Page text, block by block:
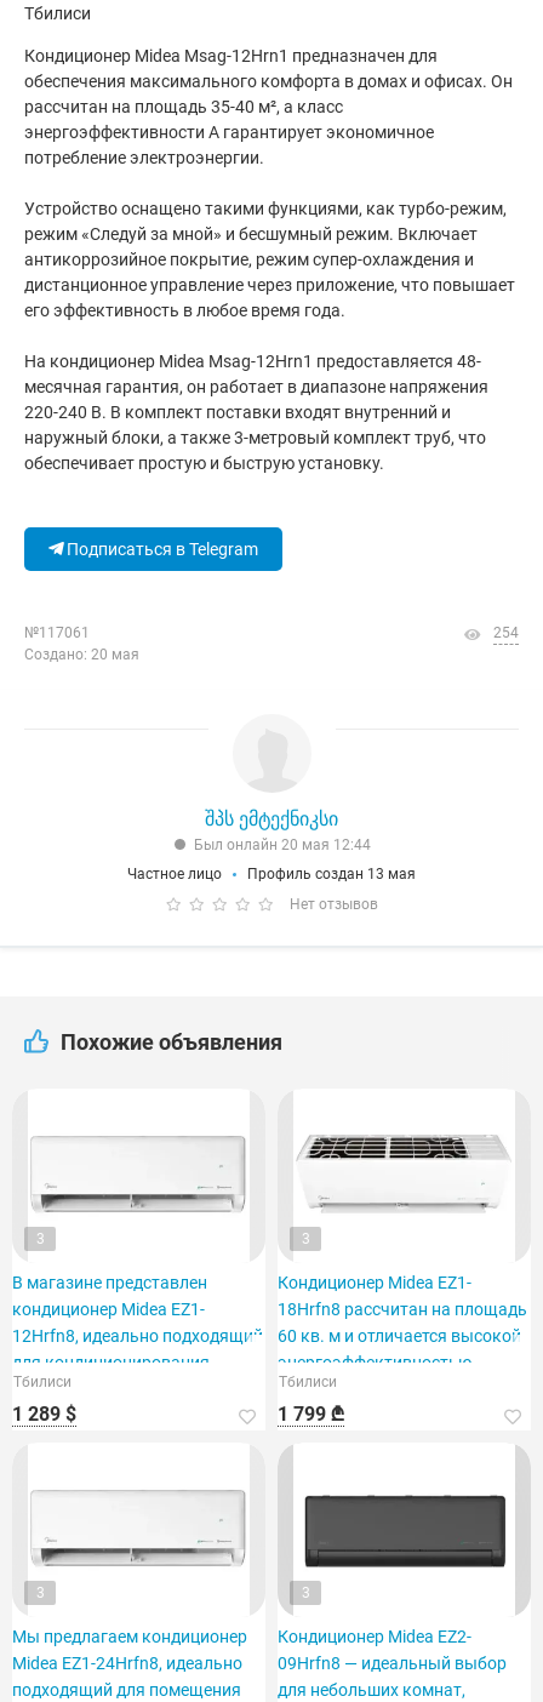
Тбилиси
Кондиционер Midea Msag-12Hrn1 предназначен для
обеспечения максимального комфорта в домах и офисах. Он
рассчитан на площадь 35-40 м², а класс
энергоэффективности А гарантирует экономичное
потребление электроэнергии.
Устройство оснащено такими функциями, как турбо-режим,
режим «Следуй за мной» и бесшумный режим. Включает
антикоррозийное покрытие, режим супер-охлаждения и
дистанционное управление через приложение, что повышает
его эффективность в любое время года.
На кондиционер Midea Msag-12Hrn1 предоставляется 48-
месячная гарантия, он работает в диапазоне напряжения
220-240 В. В комплект поставки входят внутренний и
наружный блоки, а также 3-метровый комплект труб, что
обеспечивает простую и быструю установку.
Подписаться в Telegram
№117061
Создано: 20 мая
254
შპს ემტექნიკსი
Был онлайн 20 мая 12:44
Частное лицо
Профиль создан 13 мая
Нет отзывов
Похожие объявления
3
В магазине представлен
кондиционер Midea EZ1-
12Hrfn8, идеально подходящий
для кондиционирования
помещения площадью 40 м2.
Тбилиси
1 289 $
3
Кондиционер Midea EZ1-
18Hrfn8 рассчитан на площадь
60 кв. м и отличается высокой
энергоэффективностью.
Тбилиси
1 799 ₾
3
Мы предлагаем кондиционер
Midea EZ1-24Hrfn8, идеально
подходящий для помещения
3
Кондиционер Midea EZ2-
09Hrfn8 — идеальный выбор
для небольших комнат,